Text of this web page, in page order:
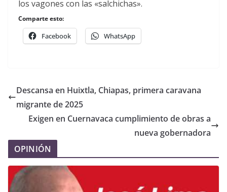
los vagones con las «salchichas».
Comparte esto:
Facebook WhatsApp
Descansa en Huixtla, Chiapas, primera caravana
migrante de 2025
Exigen en Cuernavaca cumplimiento de obras a
nueva gobernadora
OPINIÓN